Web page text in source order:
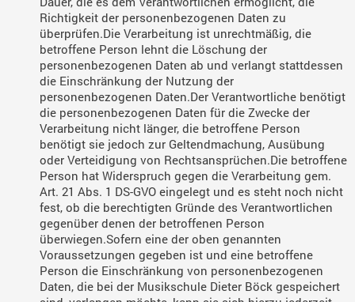
Richtigkeit der personenbezogenen Daten zu
überprüfen.Die Verarbeitung ist unrechtmäßig, die
betroffene Person lehnt die Löschung der
personenbezogenen Daten ab und verlangt stattdessen
die Einschränkung der Nutzung der
personenbezogenen Daten.Der Verantwortliche benötigt
die personenbezogenen Daten für die Zwecke der
Verarbeitung nicht länger, die betroffene Person
benötigt sie jedoch zur Geltendmachung, Ausübung
oder Verteidigung von Rechtsansprüchen.Die betroffene
Person hat Widerspruch gegen die Verarbeitung gem.
Art. 21 Abs. 1 DS-GVO eingelegt und es steht noch nicht
fest, ob die berechtigten Gründe des Verantwortlichen
gegenüber denen der betroffenen Person
überwiegen.Sofern eine der oben genannten
Voraussetzungen gegeben ist und eine betroffene
Person die Einschränkung von personenbezogenen
Daten, die bei der Musikschule Dieter Böck gespeichert